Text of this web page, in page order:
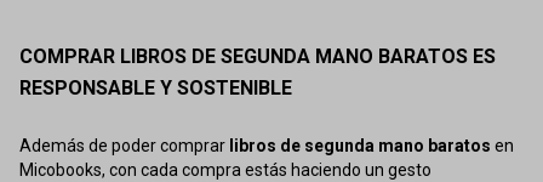
COMPRAR LIBROS DE SEGUNDA MANO BARATOS ES
RESPONSABLE Y SOSTENIBLE
Además de poder comprar libros de segunda mano baratos en
Micobooks, con cada compra estás haciendo un gesto